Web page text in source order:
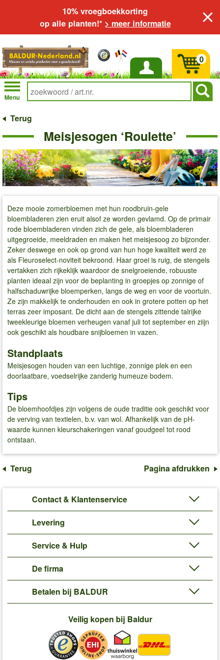
10% vroegboekkorting
op alle planten!* > meer informatie
Inloggen
Menu
0
Terug
Meisjesogen ‘Roulette’
Deze mooie zomerbloemen met hun roodbruin-gele
bloembladeren zien eruit alsof ze worden gevlamd. Op de primair
rode bloembladeren vinden zich de gele, als bloembladeren
uitgegroeide, meeldraden en maken het meisjesoog zo bijzonder.
Zeker deswege en ook op grond van hun hoge kwaliteit werd ze
als Fleuroselect-noviteit bekroond. Haar groei is ruig, de stengels
vertakken zich rijkeklijk waardoor de snelgroeiende, robuuste
planten ideaal zijn voor de beplanting in groepjes op zonnige of
halfschaduwrijke bloemperken, langs de weg en voor de voortuin.
Ze zijn makkelijk te onderhouden en ook in grotere potten op het
terras zeer imposant. De dicht aan de stengels zittende talrijke
tweekleurige bloemen verheugen vanaf juli tot september en ziijn
ook geschikt als houdbare snijbloemen in vazen.
Standplaats
Meisjesogen houden van een luchtige, zonnige plek en een
doorlaatbare, voedselrijke zanderig humeuze bodem.
Tips
De bloemhoofdjes zijn volgens de oude traditie ook geschikt voor
de verving van textielen, b.v. van wol. Afhankelijk van de pH-
waarde kunnen kleurschakeringen vanaf goudgeel tot rood
ontstaan.
Terug Pagina afdrukken
Contact & Klantenservice
Levering
Service & Hulp
De firma
Betalen bij BALDUR
Veilig kopen bij Baldur